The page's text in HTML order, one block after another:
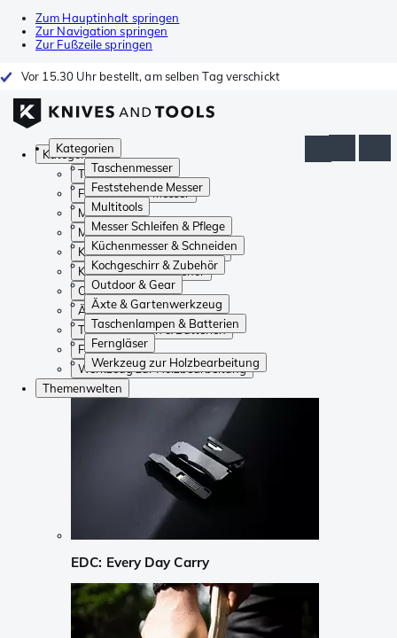
Zum Hauptinhalt springen
Zur Navigation springen
Zur Fußzeile springen
Vor 15.30 Uhr bestellt, am selben Tag verschickt
Kategorien
Taschenmesser
Feststehende Messer
Multitools
Messer Schleifen & Pflege
Küchenmesser & Schneiden
Kochgeschirr & Zubehör
Outdoor & Gear
Äxte & Gartenwerkzeug
Taschenlampen & Batterien
Ferngläser
Werkzeug zur Holzbearbeitung
Kategorien
Taschenmesser
Feststehende Messer
Multitools
Messer Schleifen & Pflege
Küchenmesser & Schneiden
Kochgeschirr & Zubehör
Outdoor & Gear
Äxte & Gartenwerkzeug
Taschenlampen & Batterien
Ferngläser
Werkzeug zur Holzbearbeitung
Themenwelten
EDC: Every Day Carry